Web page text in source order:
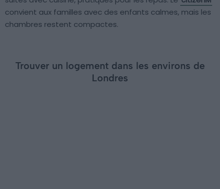
convient aux familles avec des enfants calmes, mais les
chambres restent compactes.
Trouver un logement dans les environs de
Londres